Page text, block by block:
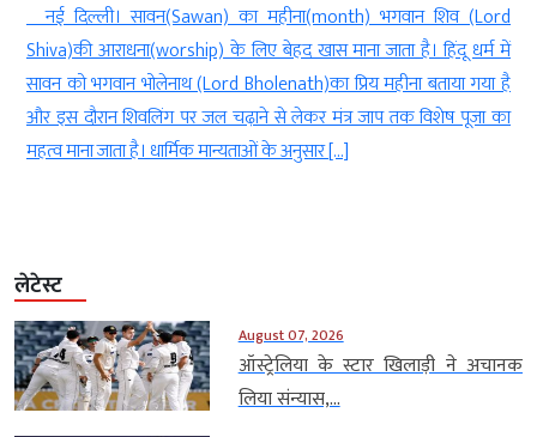
नई दिल्ली। सावन(Sawan) का महीना(month) भगवान शिव (Lord
Shiva)की आराधना(worship) के लिए बेहद खास माना जाता है। हिंदू धर्म में
सावन को भगवान भोलेनाथ (Lord Bholenath)का प्रिय महीना बताया गया है
और इस दौरान शिवलिंग पर जल चढ़ाने से लेकर मंत्र जाप तक विशेष पूजा का
महत्व माना जाता है। धार्मिक मान्यताओं के अनुसार […]
लेटेस्ट
August 07, 2026
ऑस्ट्रेलिया के स्टार खिलाड़ी ने अचानक
लिया संन्यास,...